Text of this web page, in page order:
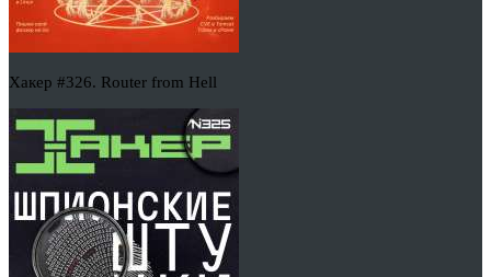
Хакер #326. Router from Hell